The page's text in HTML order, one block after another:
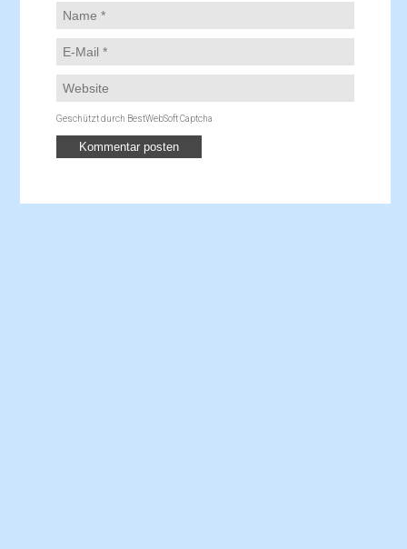
Geschützt durch BestWebSoft Captcha